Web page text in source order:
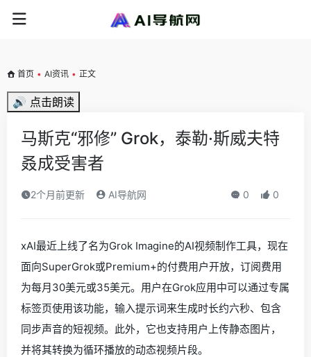
首页 • AI资讯 • 正文
🔊 点击朗读
马斯克“邪修” Grok，泰勒·斯威夫特
叒成受害者
2个月前更新 AI导航网 0 0
xAI最近上线了名为Grok Imagine的AI视频制作工具，现在
面向SuperGrok或Premium+的付费用户开放，订阅费用
为每月30美元或35美元。用户在Grok应用中可以通过专属
标签页使用该功能，输入提示词来生成时长约六秒、包含
同步声音的短视频。此外，它也支持用户上传静态图片，
并将其转换为循环播放的动态视频片段。